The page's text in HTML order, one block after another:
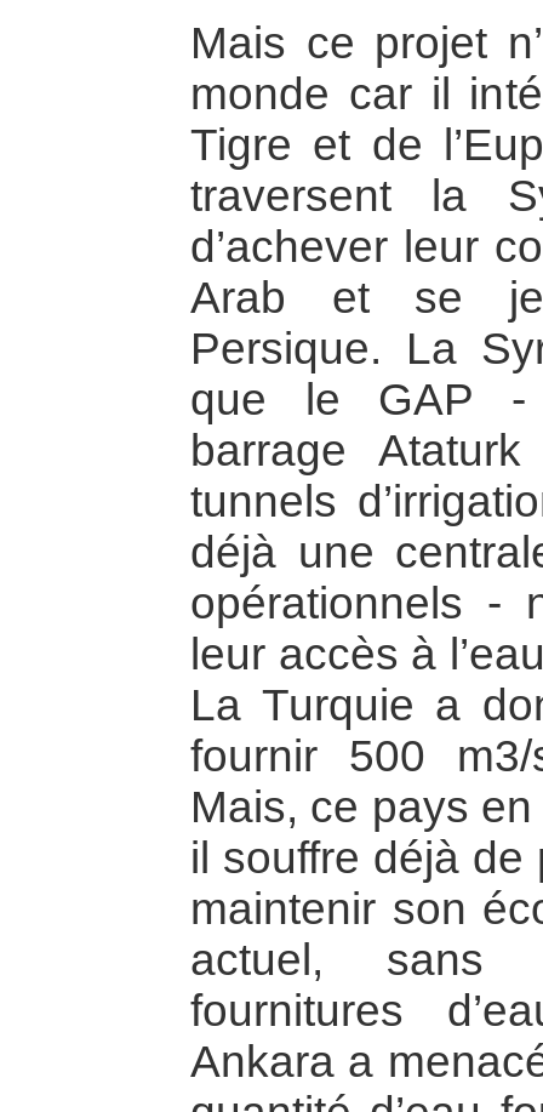
Mais ce projet
monde car il
Tigre et de
traversent la
d’achever leur
Arab et se
Persique. La
que le GAP -
barrage
tunnels
déjà une
opérationnels -
leur accès à
La Turquie a
fournir 500
Mais, ce pays
il souffre déjà
maintenir son
actuel, sans
fournitures
Ankara a